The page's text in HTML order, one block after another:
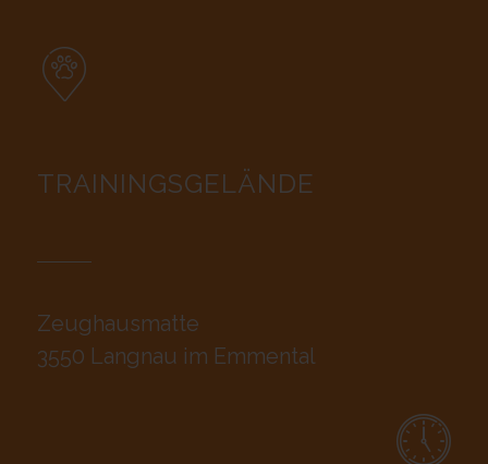
TRAININGSGELÄNDE
Zeughausmatte
3550 Langnau im Emmental